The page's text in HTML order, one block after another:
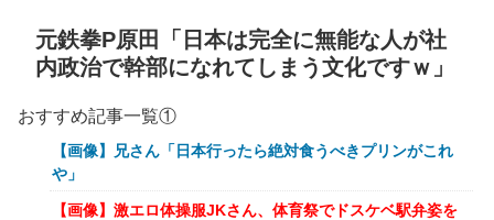
元鉄拳P原田「日本は完全に無能な人が社
内政治で幹部になれてしまう文化ですｗ」
おすすめ記事一覧①
【画像】兄さん「日本行ったら絶対食うべきプリンがこれ
や」
【画像】激エロ体操服JKさん、体育祭でドスケベ駅弁姿を